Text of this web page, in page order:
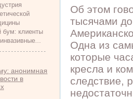
бум: клиенты
анонимная
в
Об этом
тысячами
Одна из
которые
кресла и
следствие,